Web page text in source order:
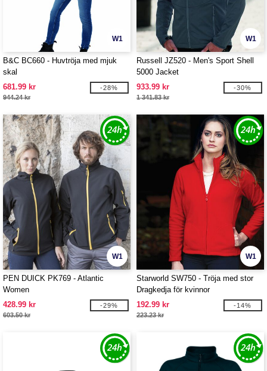
W1
B&C BC660 - Huvtröja med mjuk
skal
681.99 kr
944.24 kr
-28%
W1
Russell JZ520 - Men's Sport Shell
5000 Jacket
933.99 kr
1 341.83 kr
-30%
W1
PEN DUICK PK769 - Atlantic
Women
428.99 kr
603.50 kr
-29%
W1
Starworld SW750 - Tröja med stor
Dragkedja för kvinnor
192.99 kr
223.23 kr
-14%